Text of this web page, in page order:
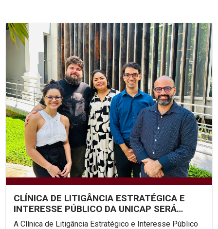
CLÍNICA DE LITIGÂNCIA ESTRATÉGICA E
INTERESSE PÚBLICO DA UNICAP SERÁ
AMICUS CURIAE NA AUDIÊNCIA...
A Clínica de Litigância Estratégico e Interesse Público